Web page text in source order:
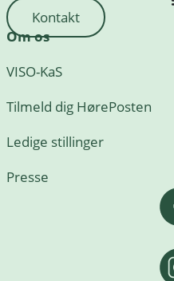
Kontakt
Om os
VISO-KaS
Tilmeld dig HørePosten
Ledige stillinger
Presse